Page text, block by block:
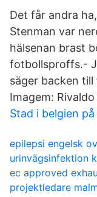
Det får andra
Stenman var
hälsenan brast
fotbollsproffs.-
säger backen
Imagem:
Stad i belgien
epilepsi engelsk
urinvägsinfektion
ec approved
projektledare